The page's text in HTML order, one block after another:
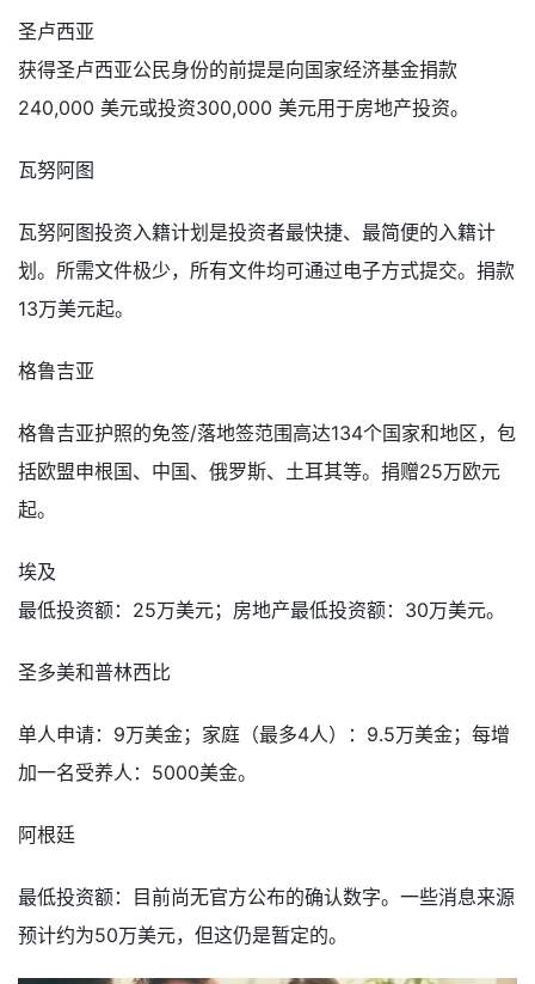
圣卢西亚
获得圣卢西亚公民身份的前提是向国家经济基金捐款
240,000 美元或投资300,000 美元用于房地产投资。
瓦努阿图
瓦努阿图投资入籍计划 是投资者最快捷、最简便的入籍计
划。所需文件极少，所有文件均可通过电子方式提交。捐款
13万美元起。
格鲁吉亚
格鲁吉亚护照的免签/落地签范围高达134个国家和地区，包
括欧盟申根国、中国、俄罗斯、土耳其等。捐赠25万欧元
起。
埃及
最低投资额：25万美元；房地产最低投资额：30万美元。
圣多美和普林西比
单人申请：9万美金；家庭（最多4人）：9.5万美金；每增
加一名受养人：5000美金。
阿根廷
最低投资额：目前尚无官方公布的确认数字。一些消息来源
预计约为50万美元，但这仍是暂定的。